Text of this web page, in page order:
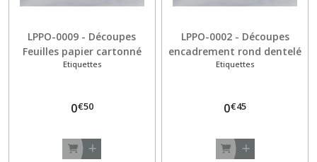
LPPO-0009 - Découpes
Feuilles papier cartonné
220gr - Beige
Etiquettes
0€50
LPPO-0002 - Découpes
encadrement rond dentelé
papier cartonné 230gr -
Etiquettes
0€45